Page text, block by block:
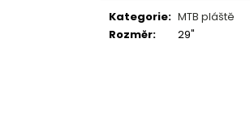
Kategorie: MTB pláště
Rozměr: 29"